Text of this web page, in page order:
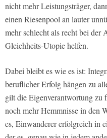
nicht mehr Leistungsträger,
einen Riesenpool an lauter
mehr schlecht als recht bei der
Gleichheits-Utopie helfen.
Dabei bleibt es wie es ist:
beruflicher Erfolg hängen zu
gilt die Eigenverantwortung
noch mehr Hemmnisse in den
es, Einwanderer erfolgreich in